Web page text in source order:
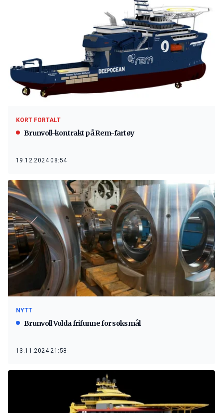
KORT FORTALT
Brunvoll-kontrakt på Rem-fartøy
19.12.2024 08:54
NYTT
Brunvoll Volda frifunne for søksmål
13.11.2024 21:58